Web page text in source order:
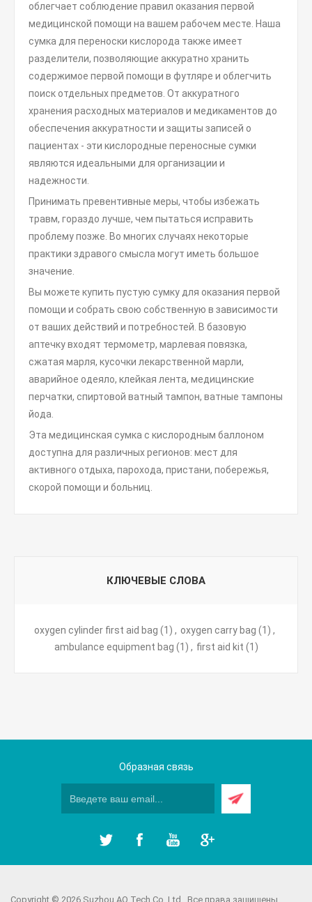
облегчает соблюдение правил оказания первой
медицинской помощи на вашем рабочем месте. Наша
сумка для переноски кислорода также имеет
разделители, позволяющие аккуратно хранить
содержимое первой помощи в футляре и облегчить
поиск отдельных предметов. От аккуратного
хранения расходных материалов и медикаментов до
обеспечения аккуратности и защиты записей о
пациентах - эти кислородные переносные сумки
являются идеальными для организации и
надежности.
Принимать превентивные меры, чтобы избежать
травм, гораздо лучше, чем пытаться исправить
проблему позже. Во многих случаях некоторые
практики здравого смысла могут иметь большое
значение.
Вы можете купить пустую сумку для оказания первой
помощи и собрать свою собственную в зависимости
от ваших действий и потребностей. В базовую
аптечку входят термометр, марлевая повязка,
сжатая марля, кусочки лекарственной марли,
аварийное одеяло, клейкая лента, медицинские
перчатки, спиртовой ватный тампон, ватные тампоны
йода.
Эта медицинская сумка с кислородным баллоном
доступна для различных регионов: мест для
активного отдыха, парохода, пристани, побережья,
скорой помощи и больниц.
КЛЮЧЕВЫЕ СЛОВА
oxygen cylinder first aid bag (1) , oxygen carry bag (1) ,
ambulance equipment bag (1) , first aid kit (1)
Образная связь
Copyright © 2026 Suzhou AO Tech Co.,Ltd.. Все права защищены.